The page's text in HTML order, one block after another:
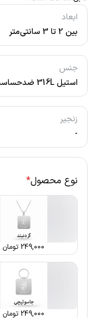
ابعاد
بین 2 تا 3 سانتی‌متر
جنس
استیل 316L ضدحساسیت
زنجیر
-
نوع محصول*
249,000 تومان
249,000 تومان